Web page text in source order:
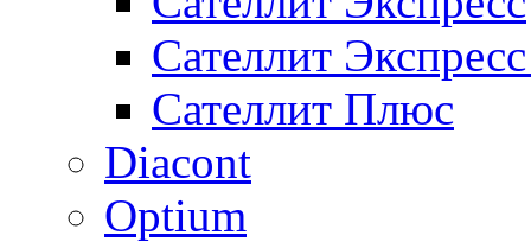
Сателлит
Сателлит Плюс
Diacont
Optium